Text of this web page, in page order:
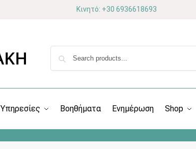
Κινητό: +30 6936618693
Υπηρεσίες Βοηθήματα Ενημέρωση Shop